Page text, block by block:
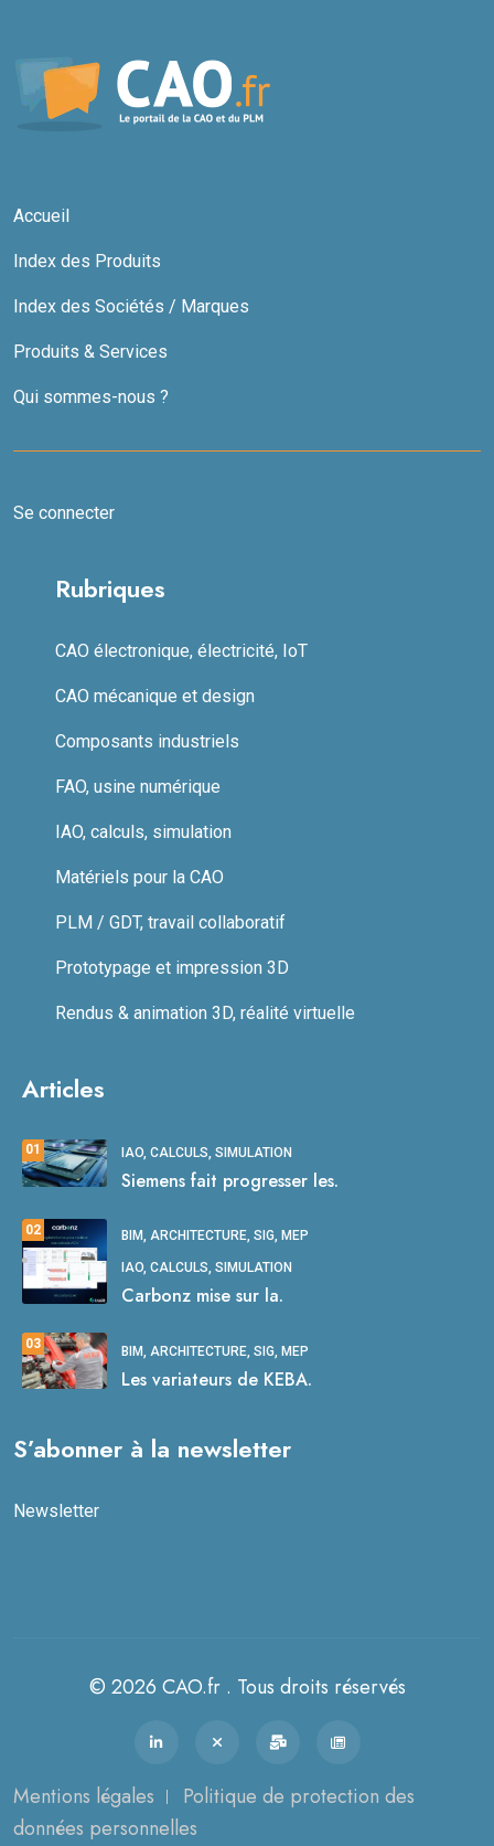
Accueil
Index des Produits
Index des Sociétés / Marques
Produits & Services
Qui sommes-nous ?
Se connecter
Rubriques
CAO électronique, électricité, IoT
CAO mécanique et design
Composants industriels
FAO, usine numérique
IAO, calculs, simulation
Matériels pour la CAO
PLM / GDT, travail collaboratif
Prototypage et impression 3D
Rendus & animation 3D, réalité virtuelle
Articles
01 IAO, CALCULS, SIMULATION
Siemens fait progresser les.
02 BIM, ARCHITECTURE, SIG, MEP
IAO, CALCULS, SIMULATION
Carbonz mise sur la.
03 BIM, ARCHITECTURE, SIG, MEP
Les variateurs de KEBA.
S’abonner à la newsletter
Newsletter
© 2026 CAO.fr . Tous droits réservés
Mentions légales
Politique de protection des
données personnelles